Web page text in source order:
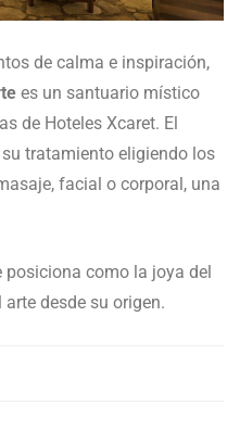
de calma e inspiración,
es un santuario místico
de Hoteles Xcaret. El
tratamiento eligiendo los
facial o corporal, una
posiciona como la joya del
desde su origen.